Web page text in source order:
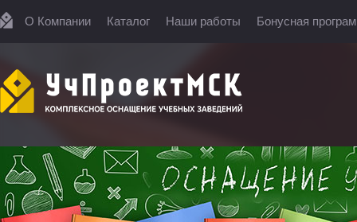
О Компании Каталог Наши работы Бонусная